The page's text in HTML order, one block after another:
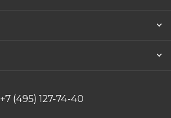
+7 (495) 127-74-40